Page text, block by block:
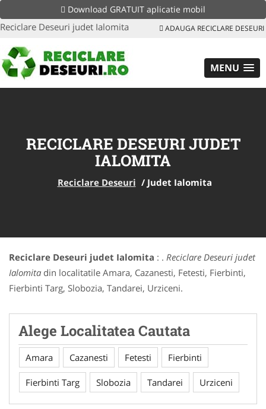
Download GRATUIT aplicatie mobil
Reciclare Deseuri judet Ialomita ADAUGA RECICLARE DESEURI
MENU
RECICLARE DESEURI JUDET
IALOMITA
Reciclare Deseuri / Judet Ialomita
Reciclare Deseuri judet Ialomita : . Reciclare Deseuri judet
Ialomita din localitatile Amara, Cazanesti, Fetesti, Fierbinti,
Fierbinti Targ, Slobozia, Tandarei, Urziceni.
Alege Localitatea Cautata
Amara Cazanesti Fetesti Fierbinti
Fierbinti Targ Slobozia Tandarei Urziceni